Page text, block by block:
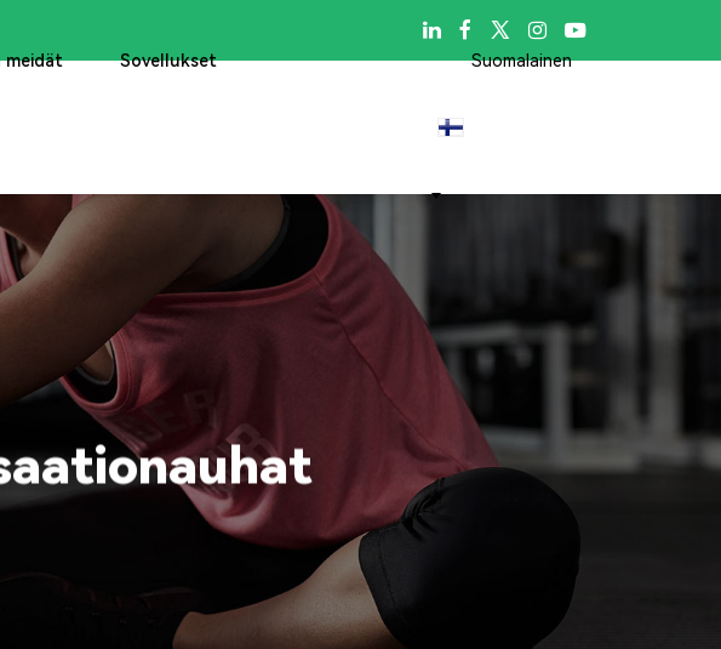

meidät Sovellukset Suomalainen